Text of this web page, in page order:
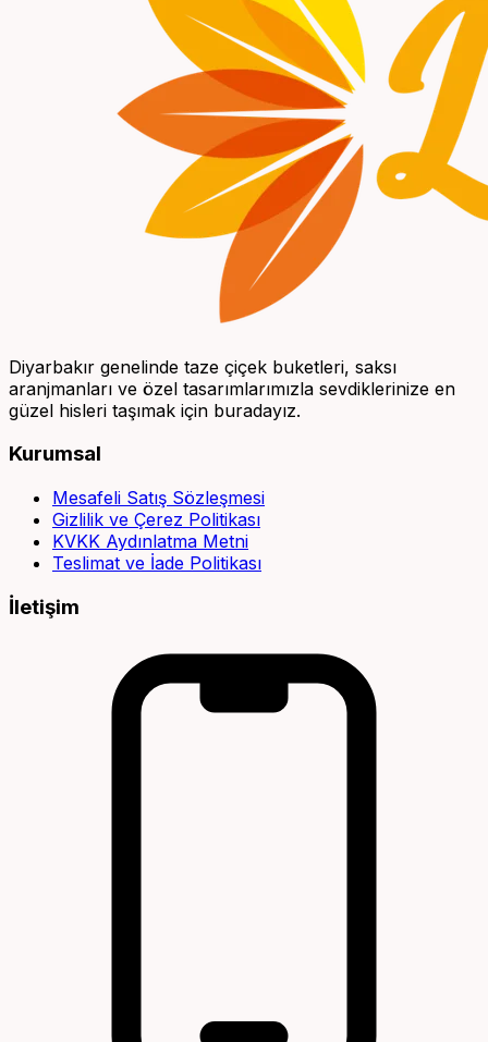
Diyarbakır genelinde taze çiçek buketleri, saksı
aranjmanları ve özel tasarımlarımızla sevdiklerinize en
güzel hisleri taşımak için buradayız.
Kurumsal
Mesafeli Satış Sözleşmesi
Gizlilik ve Çerez Politikası
KVKK Aydınlatma Metni
Teslimat ve İade Politikası
İletişim